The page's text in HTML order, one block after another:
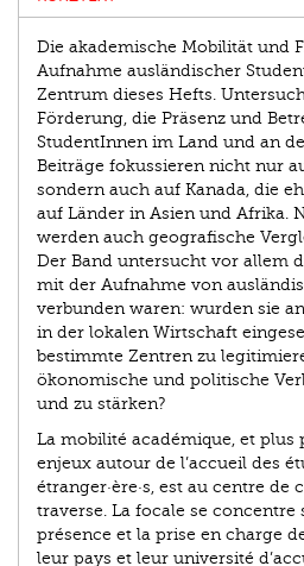
Die akademische Mobilität und
Aufnahme ausländischer
Zentrum dieses Hefts.
Förderung, die Präsenz und
StudentInnen im Land und an
Beiträge fokussieren nicht nur
sondern auch auf Kanada, die
auf Länder in Asien und Afrika.
werden auch geografische
Der Band untersucht vor allem
mit der Aufnahme von
verbunden waren: wurden sie
in der lokalen Wirtschaft
bestimmte Zentren zu
ökonomische und politische
und zu stärken?
La mobilité académique, et plus
enjeux autour de l’accueil des
étranger·ère·s, est au centre
traverse. La focale se
présence et la prise en charge
leur pays et leur université